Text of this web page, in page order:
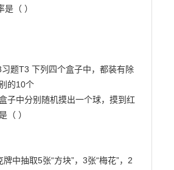
是（ ）
题T3 下列四个盒子中，都装有除
的10个
子中分别随机摸出一个球，摸到红
（ ）
中抽取5张“方块”，3张“梅花”，2